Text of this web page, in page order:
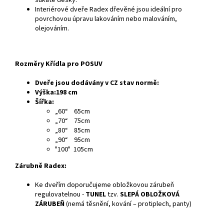
Interiérové dveře Radex dřevěné jsou ideální pro
povrchovou úpravu lakováním nebo malováním,
olejováním.
Rozměry Křídla pro POSUV
Dveře jsou dodávány v CZ stav normě:
Výška:198 cm
Šířka:
„60“ 65cm
„70“ 75cm
„80“ 85cm
„90“ 95cm
"100" 105cm
Zárubně Radex:
Ke dveřím doporučujeme obložkovou zárubeň
regulovatelnou - TUNELtzv. SLEPÁ OBLOŽKOVÁ
ZÁRUBEŇ(nemá těsnění, kování – protiplech, panty)